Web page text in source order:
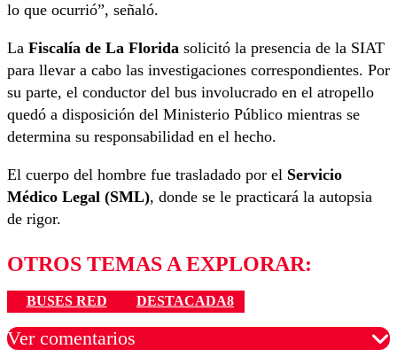
lo que ocurrió”, señaló.
La Fiscalía de La Florida solicitó la presencia de la SIAT
para llevar a cabo las investigaciones correspondientes. Por
su parte, el conductor del bus involucrado en el atropello
quedó a disposición del Ministerio Público mientras se
determina su responsabilidad en el hecho.
El cuerpo del hombre fue trasladado por el Servicio
Médico Legal (SML), donde se le practicará la autopsia
de rigor.
OTROS TEMAS A EXPLORAR:
BUSES RED DESTACADA8
Ver comentarios